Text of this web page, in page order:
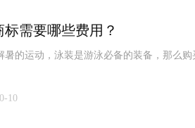
需要哪些费用？
暑的运动，泳装是游泳必备的装备，那么
10